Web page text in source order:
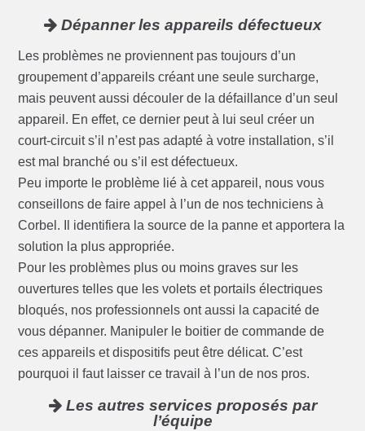
Dépanner les appareils défectueux
Les problèmes ne proviennent pas toujours d’un
groupement d’appareils créant une seule surcharge,
mais peuvent aussi découler de la défaillance d’un seul
appareil. En effet, ce dernier peut à lui seul créer un
court-circuit s’il n’est pas adapté à votre installation, s’il
est mal branché ou s’il est défectueux.
Peu importe le problème lié à cet appareil, nous vous
conseillons de faire appel à l’un de nos techniciens à
Corbel. Il identifiera la source de la panne et apportera la
solution la plus appropriée.
Pour les problèmes plus ou moins graves sur les
ouvertures telles que les volets et portails électriques
bloqués, nos professionnels ont aussi la capacité de
vous dépanner. Manipuler le boitier de commande de
ces appareils et dispositifs peut être délicat. C’est
pourquoi il faut laisser ce travail à l’un de nos pros.
Les autres services proposés par
l’équipe